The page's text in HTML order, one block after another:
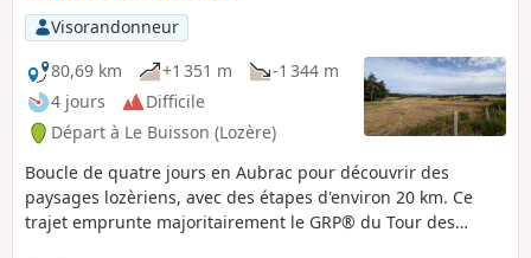
Visorandonneur
80,69 km
+1 351 m
-1 344 m
4 jours
Difficile
Départ à Le Buisson (Lozère)
Boucle de quatre jours en Aubrac pour découvrir des
paysages lozèriens, avec des étapes d'environ 20 km. Ce
trajet emprunte majoritairement le GRP® du Tour des